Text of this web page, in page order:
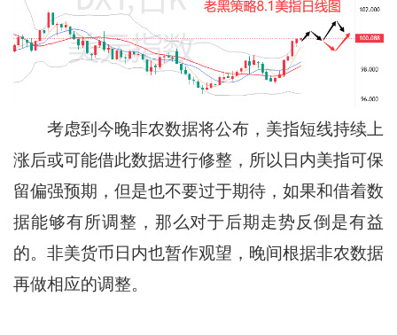
考虑到今晚非农数据将公布，美指短线持续上
涨后或可能借此数据进行修整，所以日内美指可保
留偏强预期，但是也不要过于期待，如果和借着数
据能够有所调整，那么对于后期走势反倒是有益
的。非美货币日内也暂作观望，晚间根据非农数据
再做相应的调整。